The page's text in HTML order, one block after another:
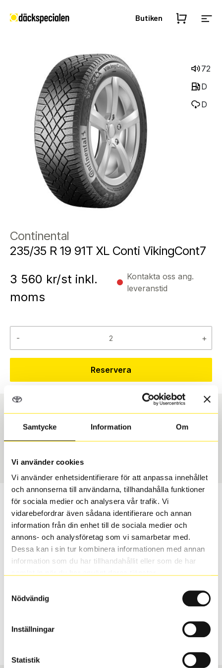
Samtycke Information Om
Vi använder cookies
Vi använder enhetsidentifierare för att anpassa innehållet
och annonserna till användarna, tillhandahålla funktioner
för sociala medier och analysera vår trafik. Vi
vidarebefordrar även sådana identifierare och annan
information från din enhet till de sociala medier och
annons- och analysföretag som vi samarbetar med.
Dessa kan i sin tur kombinera informationen med annan
information som du har tillhandahållit eller som de har
Nödvändig
Inställningar
Statistik
Butiken
72
D
D
Continental
235/35 R 19 91T XL Conti VikingCont7
3 560 kr/st inkl.
moms
Kontakta oss ang.
leveranstid
- +
Reservera
Däcktyp Däckstorlek
1689
Passar detta däck min bil?
Ange registreringsnummer för att se om det däck du
valt passar din bilmodell. Om du köper däck som skall
sättas på dina befintliga fälgar, se till att kolla en extra
gång så att däck och fälg har samma dimensioner.
Ibland kan fälgen ha bytts ut under årens lopp och
fabrik.
S Sök